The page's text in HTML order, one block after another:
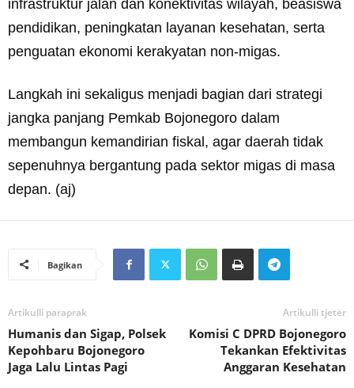
infrastruktur jalan dan konektivitas wilayah, beasiswa
pendidikan, peningkatan layanan kesehatan, serta
penguatan ekonomi kerakyatan non-migas.
Langkah ini sekaligus menjadi bagian dari strategi
jangka panjang Pemkab Bojonegoro dalam
membangun kemandirian fiskal, agar daerah tidak
sepenuhnya bergantung pada sektor migas di masa
depan. (aj)
Bagikan
Artikulli paraprak
Humanis dan Sigap, Polsek
Kepohbaru Bojonegoro
Jaga Lalu Lintas Pagi
Artikulli tjetër
Komisi C DPRD Bojonegoro
Tekankan Efektivitas
Anggaran Kesehatan